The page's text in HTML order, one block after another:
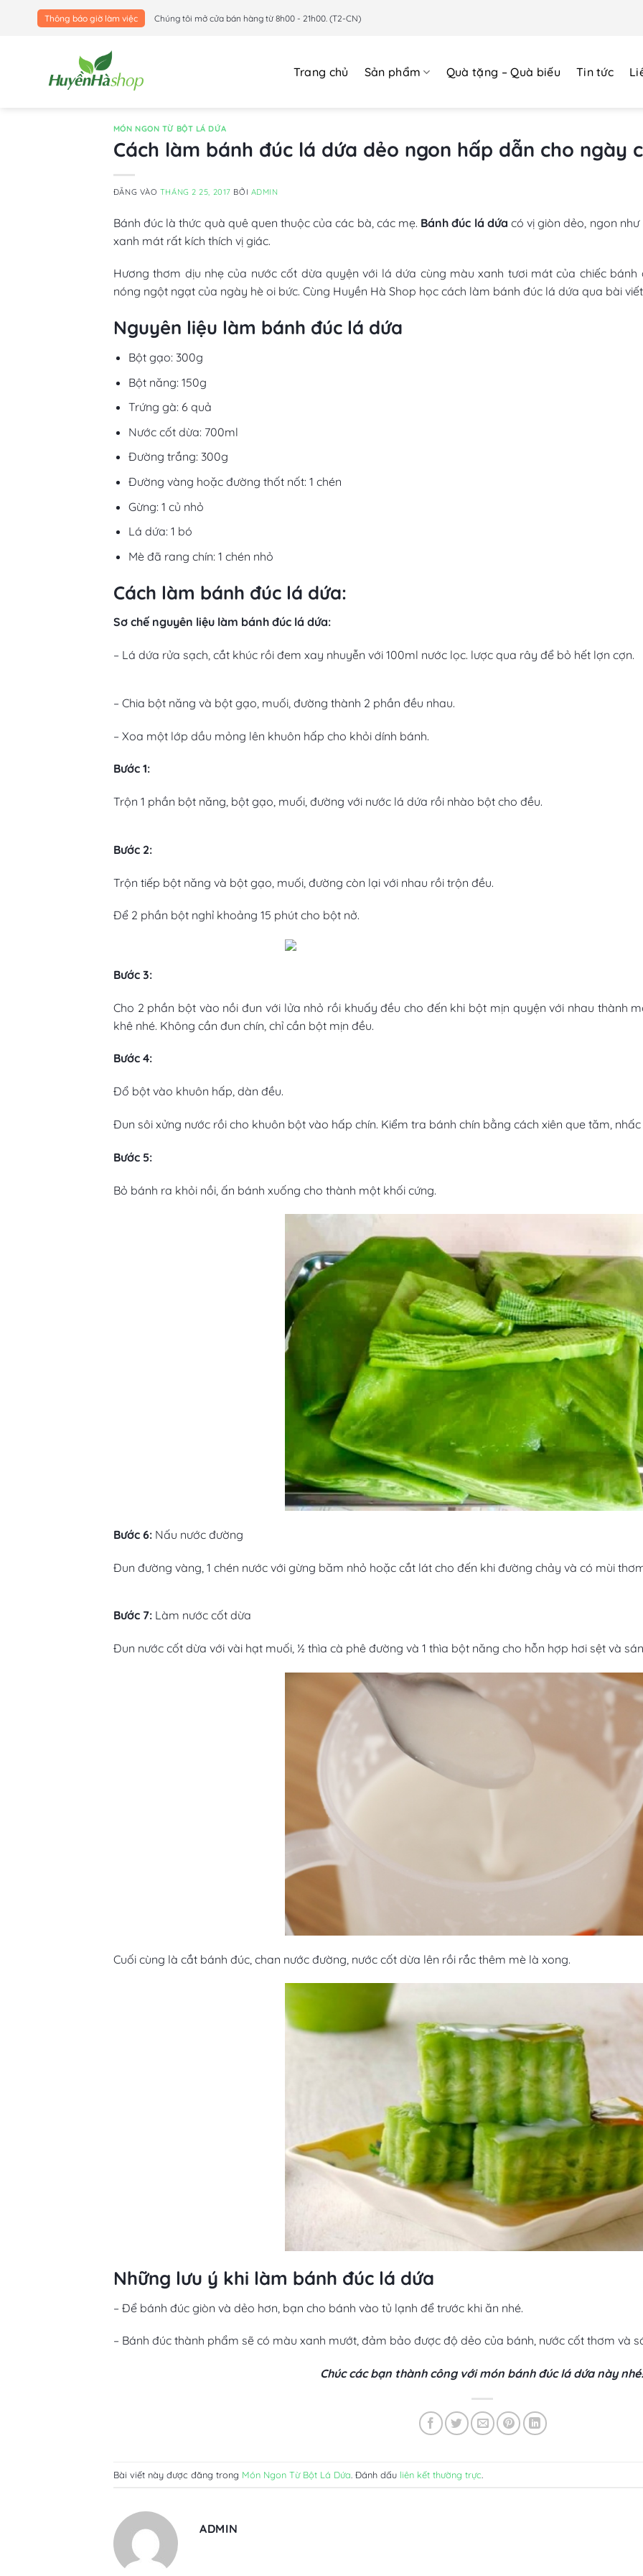
Thông báo giờ làm việc Chúng tôi mở cửa bán hàng từ 8h00 - 21h00. (T2-CN)
Trang chủ Sản phẩm Quà tặng – Quà biếu Tin tức
MÓN NGON TỪ BỘT LÁ DỨA
Cách làm bánh đúc lá dứa dẻo ngon hấp dẫn cho ngày
ĐĂNG VÀO THÁNG 2 25, 2017 BỞI ADMIN
Bánh đúc là thức quà quê quen thuộc của các bà, các mẹ. Bánh đúc lá dứa có vị giòn dẻo, ngon
xanh mát rất kích thích vị giác.
Hương thơm dịu nhẹ của nước cốt dừa quyện với lá dứa cùng màu xanh tươi mát của chiếc
nóng ngột ngạt của ngày hè oi bức. Cùng Huyền Hà Shop học cách làm bánh đúc lá dứa qua bài
Nguyên liệu làm bánh đúc lá dứa
Bột gạo: 300g
Bột năng: 150g
Trứng gà: 6 quả
Nước cốt dừa: 700ml
Đường trắng: 300g
Đường vàng hoặc đường thốt nốt: 1 chén
Gừng: 1 củ nhỏ
Lá dứa: 1 bó
Mè đã rang chín: 1 chén nhỏ
Cách làm bánh đúc lá dứa:
Sơ chế nguyên liệu làm bánh đúc lá dứa:
– Lá dứa rửa sạch, cắt khúc rồi đem xay nhuyễn với 100ml nước lọc. lược qua rây để bỏ hết lợn cợn.
– Chia bột năng và bột gạo, muối, đường thành 2 phần đều nhau.
– Xoa một lớp dầu mỏng lên khuôn hấp cho khỏi dính bánh.
Bước 1:
Trộn 1 phần bột năng, bột gạo, muối, đường với nước lá dứa rồi nhào bột cho đều.
Bước 2:
Trộn tiếp bột năng và bột gạo, muối, đường còn lại với nhau rồi trộn đều.
Để 2 phần bột nghỉ khoảng 15 phút cho bột nở.
Bước 3:
Cho 2 phần bột vào nồi đun với lửa nhỏ rồi khuấy đều cho đến khi bột mịn quyện với nhau thành
khê nhé. Không cần đun chín, chỉ cần bột mịn đều.
Bước 4:
Đổ bột vào khuôn hấp, dàn đều.
Đun sôi xửng nước rồi cho khuôn bột vào hấp chín. Kiểm tra bánh chín bằng cách xiên que tăm,
Bước 5:
Bỏ bánh ra khỏi nồi, ấn bánh xuống cho thành một khối cứng.
Bước 6: Nấu nước đường
Đun đường vàng, 1 chén nước với gừng băm nhỏ hoặc cắt lát cho đến khi đường chảy và có mùi
Bước 7: Làm nước cốt dừa
Đun nước cốt dừa với vài hạt muối, ½ thìa cà phê đường và 1 thìa bột năng cho hỗn hợp hơi sệt và
Cuối cùng là cắt bánh đúc, chan nước đường, nước cốt dừa lên rồi rắc thêm mè là xong.
Những lưu ý khi làm bánh đúc lá dứa
– Để bánh đúc giòn và dẻo hơn, bạn cho bánh vào tủ lạnh để trước khi ăn nhé.
– Bánh đúc thành phẩm sẽ có màu xanh mướt, đảm bảo được độ dẻo của bánh, nước cốt thơm và
Chúc các bạn thành công với món bánh đúc lá dứa này
Bài viết này được đăng trong Món Ngon Từ Bột Lá Dứa. Đánh dấu liên kết thường trực.
ADMIN